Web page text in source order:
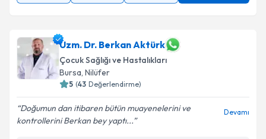
Uzm. Dr. Berkan Aktürk
Çocuk Sağlığı ve Hastalıkları
Bursa, Nilüfer
5 (43 Değerlendirme)
Doğumun dan itibaren bütün muayenelerini ve
kontrollerini Berkan bey yaptı...
Devamı